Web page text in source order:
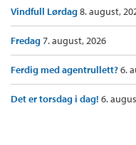
Vindfull Lørdag8. august,
Fredag7. august, 2026
Ferdig med agentrullett?6.
Det er torsdag i dag! 6.